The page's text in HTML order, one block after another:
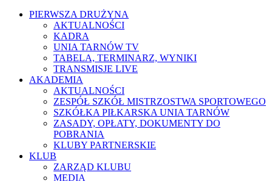
PIERWSZA DRUŻYNA
AKTUALNOŚCI
KADRA
UNIA TARNÓW TV
TABELA, TERMINARZ, WYNIKI
TRANSMISJE LIVE
AKADEMIA
AKTUALNOŚCI
ZESPÓŁ SZKÓŁ MISTRZOSTWA SPORTOWEGO
SZKÓŁKA PIŁKARSKA UNIA TARNÓW
ZASADY, OPŁATY, DOKUMENTY DO
POBRANIA
KLUBY PARTNERSKIE
KLUB
ZARZĄD KLUBU
MEDIA